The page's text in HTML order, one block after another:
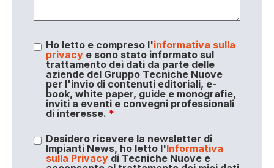
Ho letto e compreso l'informativa sulla
privacye sono stato informato sul
trattamento dei dati da parte delle
aziende del Gruppo Tecniche Nuove
per l'invio di contenuti editoriali, e-
book, white paper, guide e monografie,
inviti a eventi e convegni professionali
di interesse. *
Desidero ricevere la newsletter di
Impianti News, ho letto l'Informativa
sulla Privacydi Tecniche Nuove e